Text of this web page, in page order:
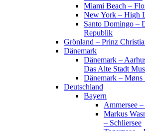
Miami Beach –
New York – High
Santo Domingo –
Republik
Grönland – Prinz
Dänemark
Dänemark –
Das Alte Stadt
Dänemark –
Deutschland
Bayern
Ammersee
Markus
– Schliersee